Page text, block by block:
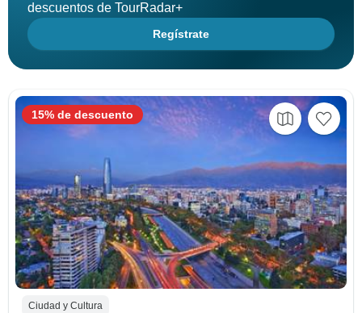
descuentos de TourRadar+
Regístrate
Ciudad y Cultura
15% de descuento